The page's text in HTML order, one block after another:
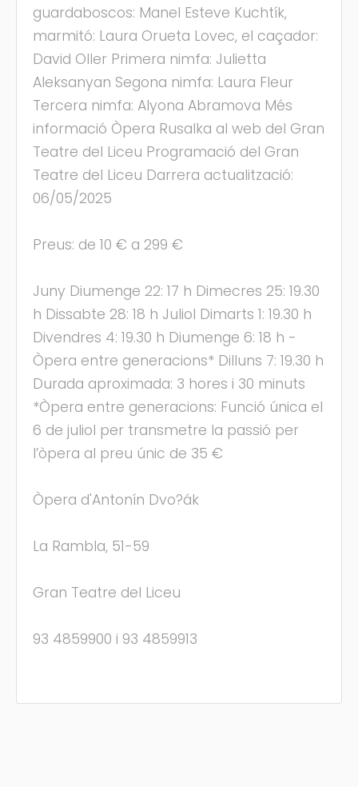
guardaboscos: Manel Esteve Kuchtík,
marmitó: Laura Orueta Lovec, el caçador:
David Oller Primera nimfa: Julietta
Aleksanyan Segona nimfa: Laura Fleur
Tercera nimfa: Alyona Abramova Més
informació Òpera Rusalka al web del Gran
Teatre del Liceu Programació del Gran
Teatre del Liceu Darrera actualització:
06/05/2025
Preus: de 10 € a 299 €
Juny Diumenge 22: 17 h Dimecres 25: 19.30
h Dissabte 28: 18 h Juliol Dimarts 1: 19.30 h
Divendres 4: 19.30 h Diumenge 6: 18 h -
Òpera entre generacions* Dilluns 7: 19.30 h
Durada aproximada: 3 hores i 30 minuts
*Òpera entre generacions: Funció única el
6 de juliol per transmetre la passió per
l’òpera al preu únic de 35 €
Òpera d'Antonín Dvo?ák
La Rambla, 51-59
Gran Teatre del Liceu
93 4859900 i 93 4859913